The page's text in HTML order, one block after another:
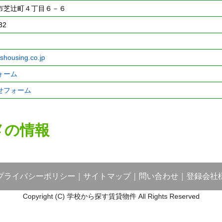
芝辻町４丁目６－６
ーム
フォーム
情報
ライバシーポリシー サイトマップ｜ 問い合わせ 登録会社
Copyright (C) 学校から探す賃貸物件 All Rights Reserved